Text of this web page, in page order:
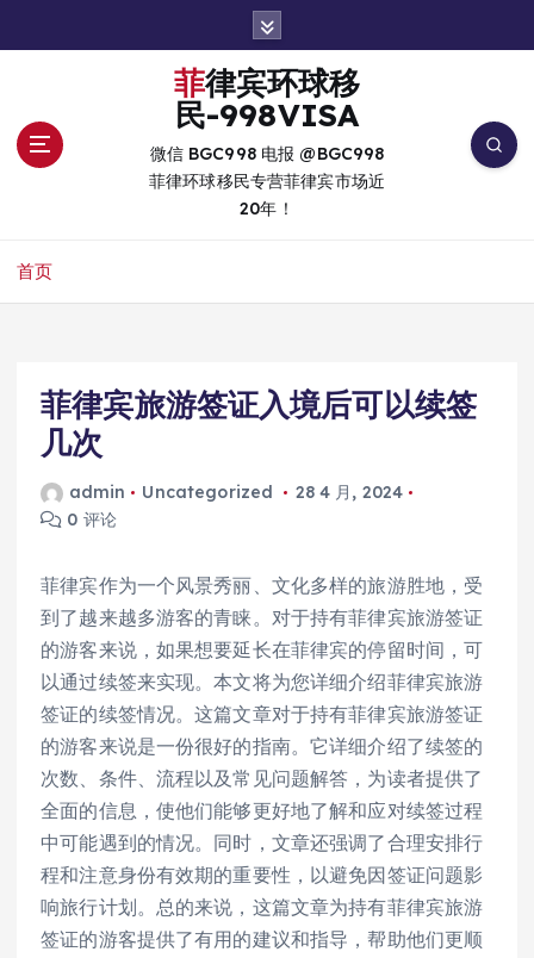
菲律宾环球移
民-998VISA
微信 BGC998 电报 @BGC998
菲律环球移民专营菲律宾市场近
20年！
首页
菲律宾旅游签证入境后可以续签
几次
admin Uncategorized
28 4 月, 2024
0 评论
菲律宾作为一个风景秀丽、文化多样的旅游胜地，受
到了越来越多游客的青睐。对于持有菲律宾旅游签证
的游客来说，如果想要延长在菲律宾的停留时间，可
以通过续签来实现。本文将为您详细介绍菲律宾旅游
签证的续签情况。这篇文章对于持有菲律宾旅游签证
的游客来说是一份很好的指南。它详细介绍了续签的
次数、条件、流程以及常见问题解答，为读者提供了
全面的信息，使他们能够更好地了解和应对续签过程
中可能遇到的情况。同时，文章还强调了合理安排行
程和注意身份有效期的重要性，以避免因签证问题影
响旅行计划。总的来说，这篇文章为持有菲律宾旅游
签证的游客提供了有用的建议和指导，帮助他们更顺